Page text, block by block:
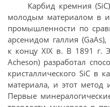
Карбид кремния
молодым материалом в
промышленности по
арсенидом галлия
к концу XIX в. В 1891 г.
Acheson) разработал
кристаллического SiC в
материала, и этот метод
Первые